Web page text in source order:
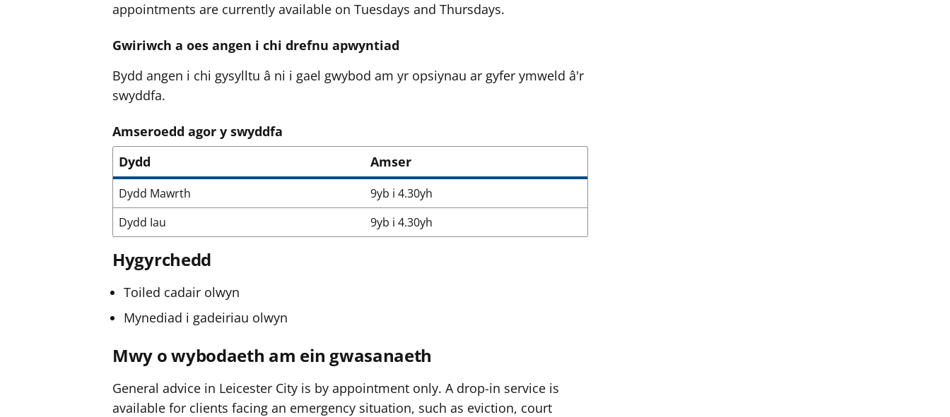
appointments are currently available on Tuesdays and Thursdays.
Gwiriwch a oes angen i chi drefnu apwyntiad
Bydd angen i chi gysylltu â ni i gael gwybod am yr opsiynau ar gyfer ymweld â'r
swyddfa.
Amseroedd agor y swyddfa
Dydd
Amser
Dydd Mawrth
9yb i 4.30yh
Dydd Iau
9yb i 4.30yh
Hygyrchedd
Toiled cadair olwyn
Mynediad i gadeiriau olwyn
Mwy o wybodaeth am ein gwasanaeth
General advice in Leicester City is by appointment only. A drop-in service is
available for clients facing an emergency situation, such as eviction, court